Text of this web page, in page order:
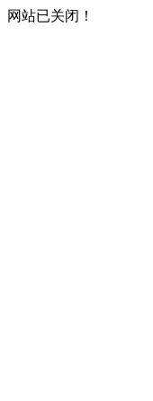
网站已关闭！